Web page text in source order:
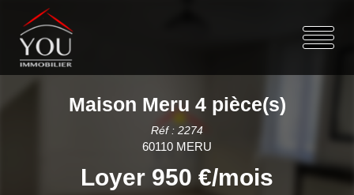
Maison Meru 4 pièce(s)
Réf : 2274
60110 MERU
Loyer 950 €/mois